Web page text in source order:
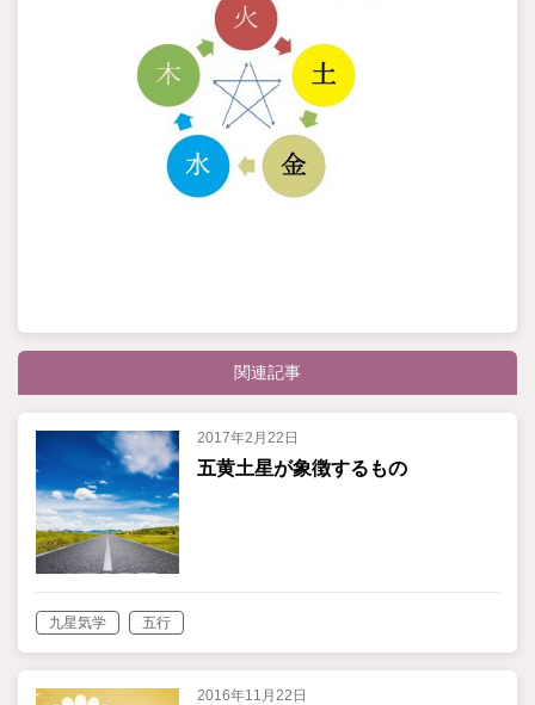
関連記事
2017年2月22日
五黄土星が象徴するもの
九星気学 五行
2016年11月22日